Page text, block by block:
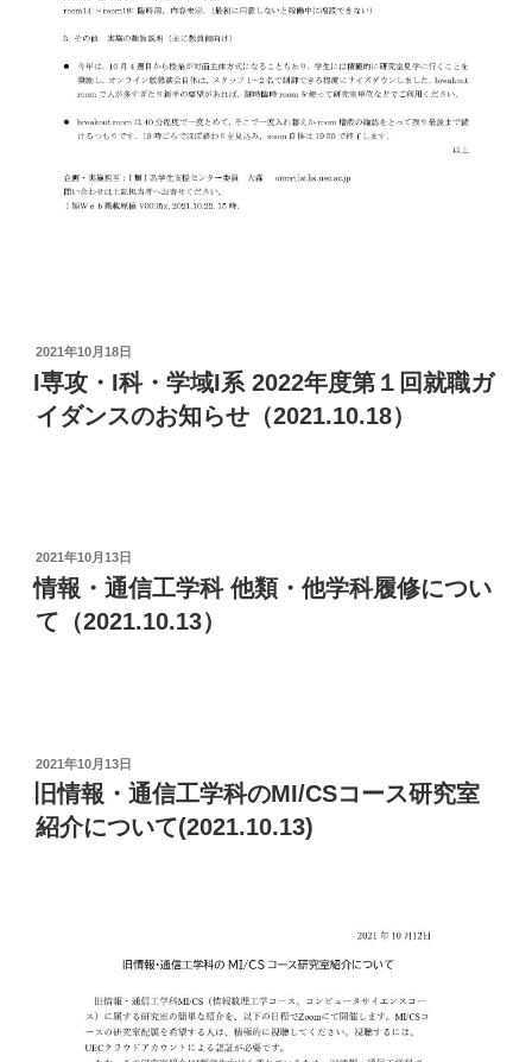
投
稿
日:
2021年10月18日
I専攻・I科・学域I系 2022年度第１回就職ガ
イダンスのお知らせ（2021.10.18）
投
稿
日:
2021年10月13日
情報・通信工学科 他類・他学科履修につい
て（2021.10.13）
投
稿
日:
2021年10月13日
旧情報・通信工学科のMI/CSコース研究室
紹介について(2021.10.13)